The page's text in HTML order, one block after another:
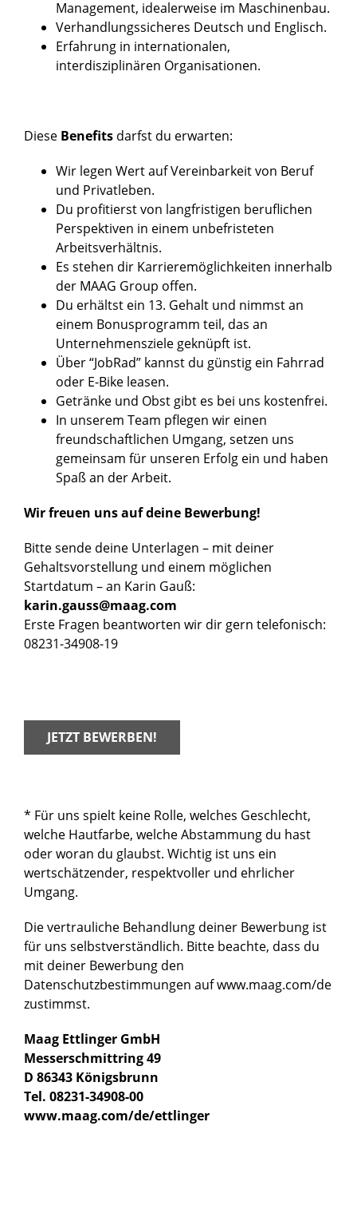
Management, idealerweise im Maschinenbau.
Verhandlungssicheres Deutsch und Englisch.
Erfahrung in internationalen,
interdisziplinären Organisationen.
Diese Benefitsdarfst du erwarten:
Wir legen Wert auf Vereinbarkeit von Beruf
und Privatleben.
Du profitierst von langfristigen beruflichen
Perspektiven in einem unbefristeten
Arbeitsverhältnis.
Es stehen dir Karrieremöglichkeiten innerhalb
der MAAG Group offen.
Du erhältst ein 13. Gehalt und nimmst an
einem Bonusprogramm teil, das an
Unternehmensziele geknüpft ist.
Über “JobRad” kannst du günstig ein Fahrrad
oder E-Bike leasen.
Getränke und Obst gibt es bei uns kostenfrei.
In unserem Team pflegen wir einen
freundschaftlichen Umgang, setzen uns
gemeinsam für unseren Erfolg ein und haben
Spaß an der Arbeit.
Wir freuen uns auf deine Bewerbung!
Bitte sende deine Unterlagen – mit deiner
Gehaltsvorstellung und einem möglichen
Startdatum – an Karin Gauß:
karin.gauss@maag.com
Erste Fragen beantworten wir dir gern telefonisch:
08231-34908-19
JETZT BEWERBEN!
* Für uns spielt keine Rolle, welches Geschlecht,
welche Hautfarbe, welche Abstammung du hast
oder woran du glaubst. Wichtig ist uns ein
wertschätzender, respektvoller und ehrlicher
Umgang.
Die vertrauliche Behandlung deiner Bewerbung ist
für uns selbstverständlich. Bitte beachte, dass du
mit deiner Bewerbung den
Datenschutzbestimmungen auf www.maag.com/de
zustimmst.
Maag Ettlinger GmbH
Messerschmittring 49
D 86343 Königsbrunn
Tel. 08231-34908-00
www.maag.com/de/ettlinger